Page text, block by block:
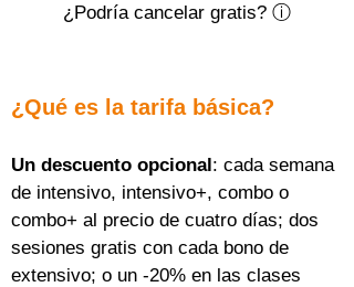
¿Podría cancelar gratis? ⓘ
¿Qué es la tarifa básica?
Un descuento opcional: cada semana
de intensivo, intensivo+, combo o
combo+ al precio de cuatro días; dos
sesiones gratis con cada bono de
extensivo; o un -20% en las clases